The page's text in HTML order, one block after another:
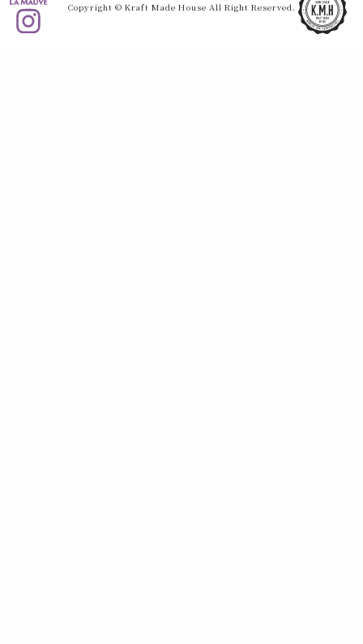
Copyright © Kraft Made House All Right Reserved.